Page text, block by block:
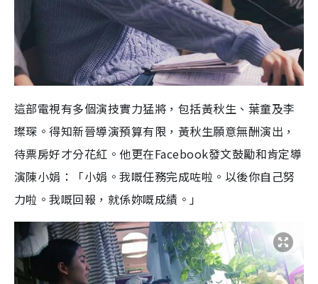
這部電視有多個演技實力猛將，包括黃秋生、葉童及李
璨琛。得知新晉導演預算有限，黃秋生願意無酬演出，
待票房好才分花紅。他更在Facebook發文鼓勵和肯定導
演陳小娟：「小娟。我嘅任務完成咗啦。以後你自己努
力啦。我嘅回報，就係妳嘅成績。」